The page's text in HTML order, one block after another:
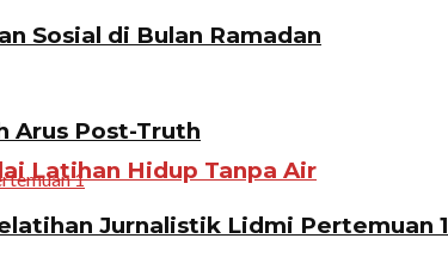
Latihan Hidup Tanpa Air
Sosial di Bulan Ramadan
Arus Post-Truth
Jurnalistik Lidmi Pertemuan 1